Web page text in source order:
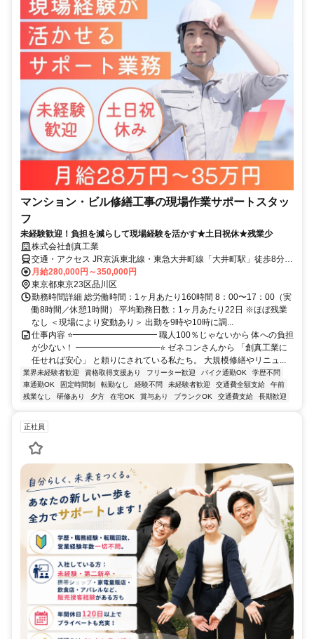
マンション・ビル修繕工事の現場作業サポートスタッ
フ
未経験歓迎！負担を減らして現場経験を活かす★土日祝休★残業少
株式会社創真工業
交通・アクセス JR京浜東北線・東急大井町線「大井町駅」徒歩8分、
JR横須賀線・JR湘南新宿ライン・相鉄・JR直通線「西大井駅」徒歩
10分
月給280,000円～350,000円
東京都東京23区品川区
勤務時間詳細 総労働時間：1ヶ月あたり160時間 8：00〜17：00（実
働8時間／休憩1時間） 平均勤務日数：1ヶ月あたり22日 ※ほぼ残業
なし ＜現場により変動あり＞ 出勤を9時や10時に調...
仕事内容 ⭐━━━━━━━━━━ 職人100％じゃないから 体への負担
が少ない！ ━━━━━━━━━━⭐ ゼネコンさんから 「創真工業に
任せれば安心」 と頼りにされている私たち。 大規模修繕やリニュ...
業界未経験者歓迎 資格取得支援あり フリーター歓迎 バイク通勤OK
学歴不問
車通勤OK
固定時間制 転勤なし 経験不問 未経験者歓迎 交通費全額支給
午前
残業なし
研修あり 夕方 在宅OK 賞与あり ブランクOK 交通費支給 長期歓迎
正社員